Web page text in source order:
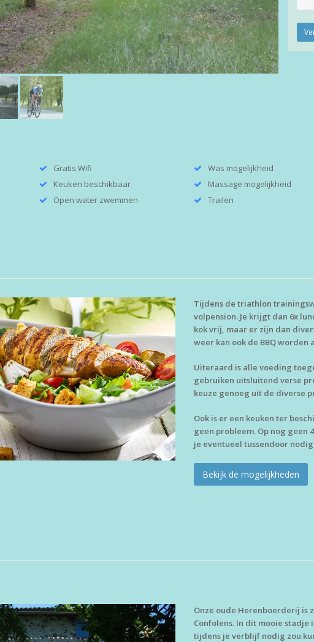
Gratis Wifi
Keuken beschikbaar
Open water zwemmen
Was mogelijkheid
Massage mogelijkheid
Trailen
Tijdens de triathlon
volpension. Je krijgt dan 6x
kok vrij, maar er zijn dan
weer kan ook de BBQ worden
Uiteraard is alle voeding
gebruiken uitsluitend verse
keuze genoeg uit de diverse
Ook is er een keuken ter
geen probleem. Op nog geen
je eventueel tussendoor
Bekijk de mogelijkheden
Onze oude Herenboerderij is
Confolens. In dit mooie
tijdens je verblijf nodig zou